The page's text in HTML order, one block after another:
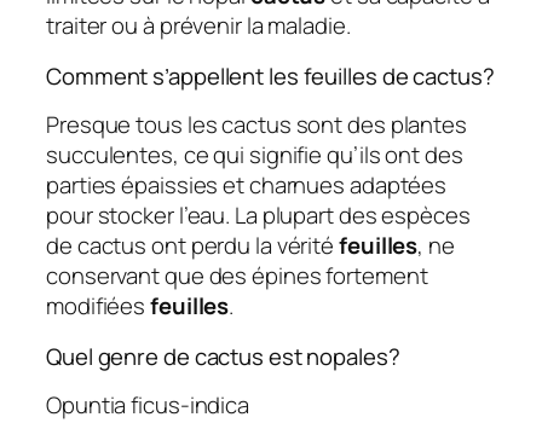
traiter ou à prévenir la maladie.
Comment s’appellent les feuilles de cactus?
Presque tous les cactus sont des plantes
succulentes, ce qui signifie qu’ils ont des
parties épaissies et charnues adaptées
pour stocker l’eau. La plupart des espèces
de cactus ont perdu la véritéfeuilles, ne
conservant que des épines fortement
modifiéesfeuilles.
Quel genre de cactus est nopales?
Opuntia ficus-indica